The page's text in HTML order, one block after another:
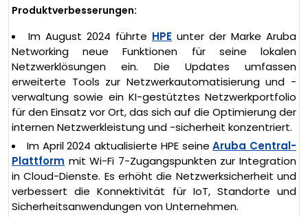
Produktverbesserungen:
Im August 2024 führte HPE unter der Marke Aruba
Networking neue Funktionen für seine lokalen
Netzwerklösungen ein. Die Updates umfassen
erweiterte Tools zur Netzwerkautomatisierung und -
verwaltung sowie ein KI-gestütztes Netzwerkportfolio
für den Einsatz vor Ort, das sich auf die Optimierung der
internen Netzwerkleistung und -sicherheit konzentriert.
Im April 2024 aktualisierte HPE seineAruba Central-
Plattform mit Wi-Fi 7-Zugangspunkten zur Integration
in Cloud-Dienste. Es erhöht die Netzwerksicherheit und
verbessert die Konnektivität für IoT, Standorte und
Sicherheitsanwendungen von Unternehmen.